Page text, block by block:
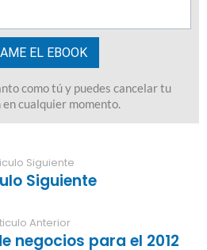
Siguiente
Siguiente
Anterior
negocios para el 2012